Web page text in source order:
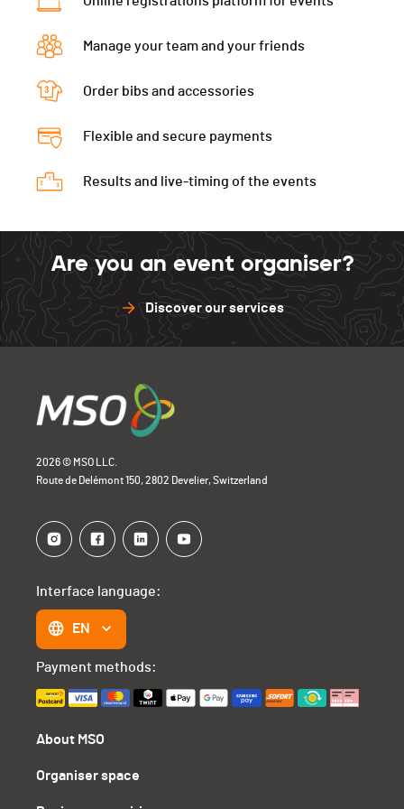
juin puis 34 CHF dès le 24 juin.
Manage your team and your friends
Order bibs and accessories
Flexible and secure payments
Results and live-timing of the events
Are you an event organiser?
Discover our services
2026 © MSO LLC.
Route de Delémont 150, 2802 Develier, Switzerland
About MSO
Organiser space
Interface language:
EN
Payment methods: